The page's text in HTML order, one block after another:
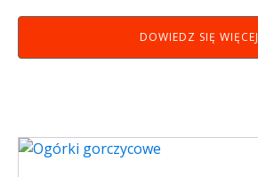
DOWIEDZ SIĘ WIĘCEJ